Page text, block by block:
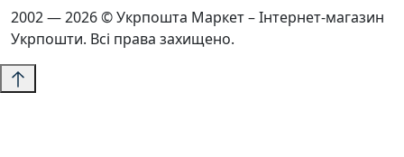
2002 — 2026 © Укрпошта Маркет – Інтернет-магазин
Укрпошти. Всі права захищено.